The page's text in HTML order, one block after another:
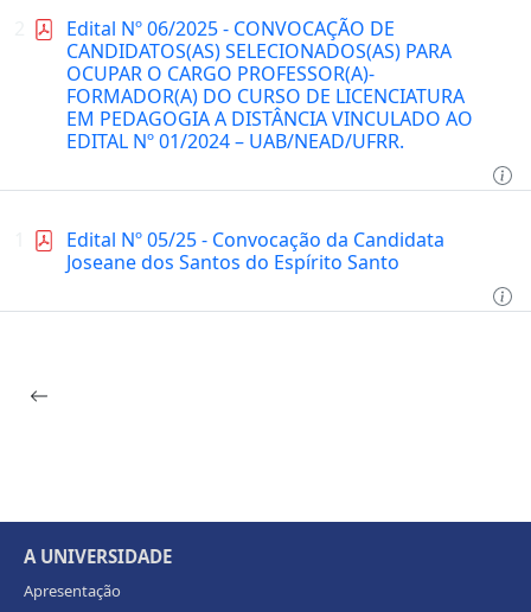
Edital Nº 06/2025 - CONVOCAÇÃO DE
CANDIDATOS(AS) SELECIONADOS(AS) PARA
OCUPAR O CARGO PROFESSOR(A)-
FORMADOR(A) DO CURSO DE LICENCIATURA
EM PEDAGOGIA A DISTÂNCIA VINCULADO AO
EDITAL Nº 01/2024 – UAB/NEAD/UFRR.
Edital Nº 05/25 - Convocação da Candidata
Joseane dos Santos do Espírito Santo
A UNIVERSIDADE
Apresentação